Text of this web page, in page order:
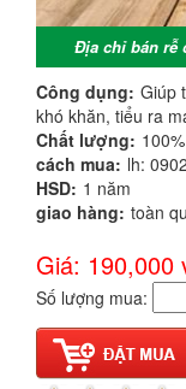
Địa chỉ bán rễ
Công dụng: Giúp
khó khăn, tiểu ra
Chất lượng:
cách mua: lh:
HSD: 1 năm
giao hàng: toàn
Giá: 190,000
Số lượng mua: